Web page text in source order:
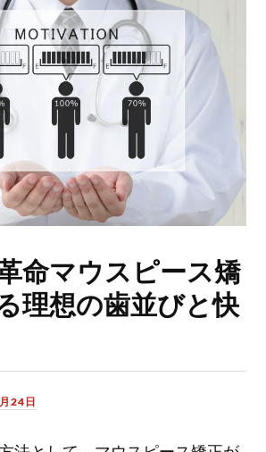
命マウスピース矯
理想の歯並びと快
24日